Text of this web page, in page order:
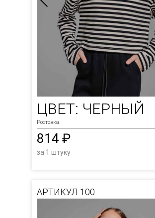
ЦВЕТ: ЧЕРНЫЙ
Ростовка
814 ₽
за 1 штуку
АРТИКУЛ 100